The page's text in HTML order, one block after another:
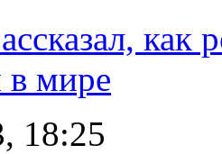
как
мире
18:25